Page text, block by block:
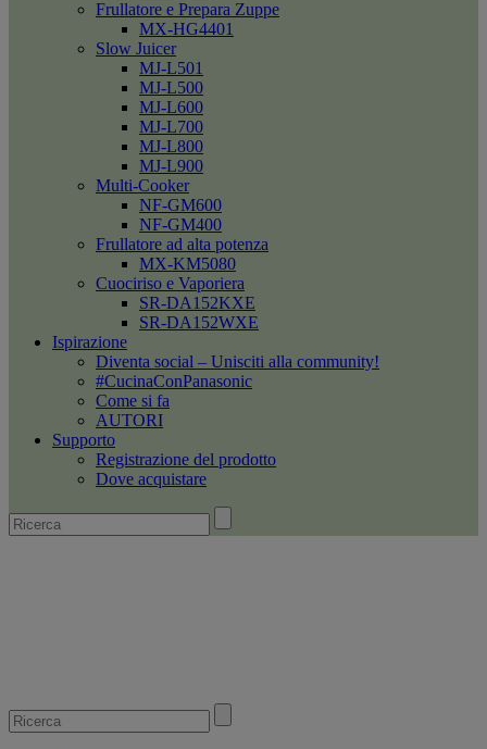
Frullatore e Prepara Zuppe
MX-HG4401
Slow Juicer
MJ-L501
MJ-L500
MJ-L600
MJ-L700
MJ-L800
MJ-L900
Multi-Cooker
NF-GM600
NF-GM400
Frullatore ad alta potenza
MX-KM5080
Cuociriso e Vaporiera
SR-DA152KXE
SR-DA152WXE
Ispirazione
Diventa social – Unisciti alla community!
#CucinaConPanasonic
Come si fa
AUTORI
Supporto
Registrazione del prodotto
Dove acquistare